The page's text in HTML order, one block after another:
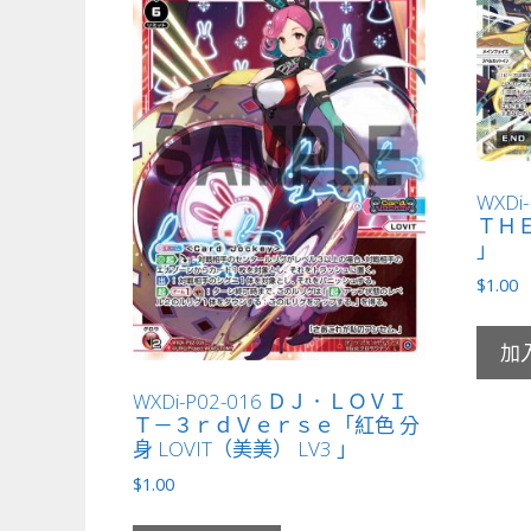
WXDi-P02-016 ＤＪ．ＬＯＶＩ
Ｔ－３ｒｄＶｅｒｓｅ「紅色 分
身 LOVIT（美美） LV3 」
$1.00
ＴＨ
」
$1.00
加